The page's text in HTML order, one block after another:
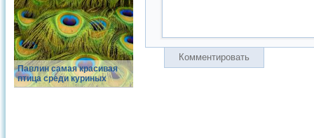
Павлин самая красивая
птица среди куриных
Комментировать